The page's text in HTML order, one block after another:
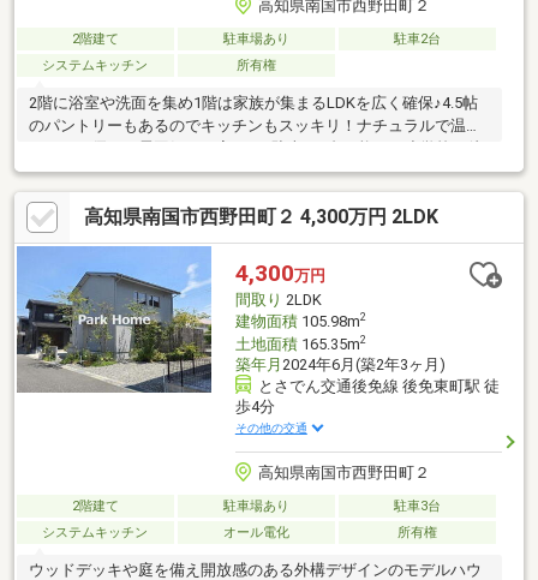
高知県南国市西野田町２
2階建て 駐車場あり
駐車2台
システムキッチン
所有権
2階に浴室や洗面を集め1階は家族が集まるLDKを広く確保♪4.5帖
のパントリーもあるのでキッチンもスッキリ！ナチュラルで温か
歩4分と近くお子様も安心！徒歩圏内にスーパーやコンビニもあり
生活便利♪
高知県南国市西野田町２ 4,300万円 2LDK
4,300万円
間取り 2LDK
建物面積105.98m2
土地面積165.35m2
築年月 2024年6月(築2年3ヶ月)
とさでん交通後免線 後免東町駅 徒
歩4分
その他の交通
高知県南国市西野田町２
2階建て 駐車場あり
駐車3台
システムキッチン
オール電化 所有権
ウッドデッキや庭を備え開放感のある外構デザインのモデルハウ